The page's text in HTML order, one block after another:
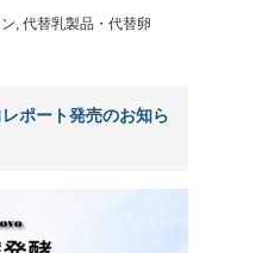
代替乳製品・代替卵
ポート発売のお知ら